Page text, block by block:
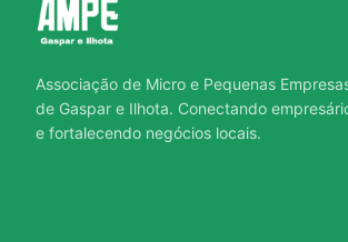
Associação de Micro e Pequenas
de Gaspar e Ilhota. Conectando
e fortalecendo negócios locais.